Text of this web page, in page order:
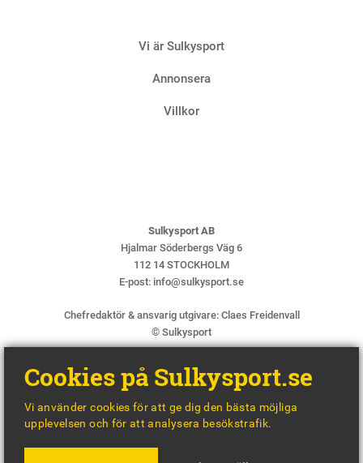
Vi är Sulkysport
Annonsera
Villkor
Sulkysport AB
Hjalmar Söderbergs Väg 6
112 14 STOCKHOLM
E-post: info@sulkysport.se
Chefredaktör & ansvarig utgivare: Claes Freidenvall
© Sulkysport
BY
Cookies på Sulkysport.se
Vi använder cookies för att ge dig den bästa möjliga
upplevelsen och för att analysera besökstrafik.